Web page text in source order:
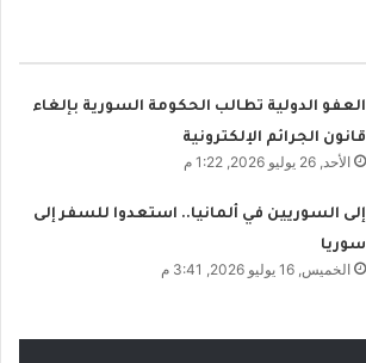
العفو الدولية تطالب الحكومة السورية بإلغاء
قانون الجرائم الإلكترونية
الأحد, 26 يوليو 2026, 1:22 م
إلى السوريين في ألمانيا.. استعدوا للسفر إلى
سوريا
الخميس, 16 يوليو 2026, 3:41 م